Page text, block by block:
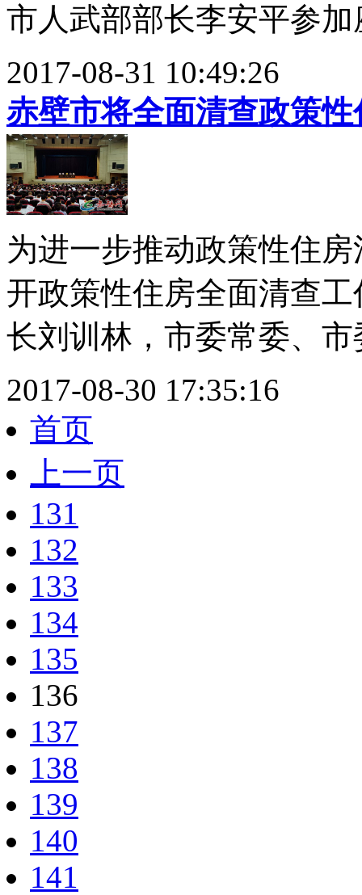
市人武部部长李安平参加
2017-08-31 10:49:26
赤壁市将全面清查政策性
为进一步推动政策性住
开政策性住房全面清查
长刘训林，市委常委、
2017-08-30 17:35:16
首页
上一页
131
132
133
134
135
136
137
138
139
140
141